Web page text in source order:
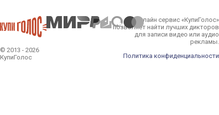
© 2013 - 2026
КупиГолос
Онлайн сервис «КупиГолос»
позволяет найти лучших дикторов
для записи видео или аудио
рекламы.
Политика конфиденциальности